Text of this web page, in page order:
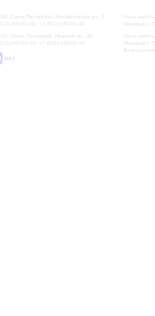
Санкт-Петербург, Михайловская ул., 2
240-01-00, +7 (812) 240-01-80
Санкт-Петербург, Невский пр., 30
240-01-00, +7 (812) 240-01-70
MAX
Часы
Перерыв с
Часы
Перерыв с
Вопросы